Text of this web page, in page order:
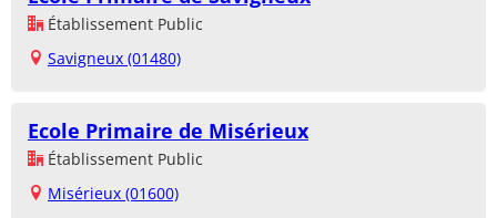
Établissement Public
Savigneux (01480)
Ecole Primaire de Misérieux
Établissement Public
Misérieux (01600)